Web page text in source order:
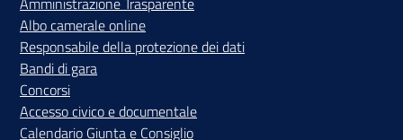
Albo camerale online
Responsabile della protezione dei dati
Bandi di gara
Concorsi
Accesso civico e documentale
Calendario Giunta e Consiglio